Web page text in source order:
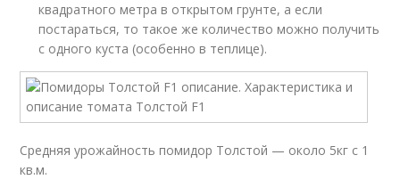
квадратного метра в открытом грунте, а если
постараться, то такое же количество можно получить
с одного куста (особенно в теплице).
Средняя урожайность помидор Толстой — около 5кг с 1
кв.м.